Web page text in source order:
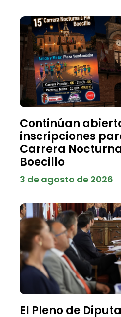
Continúan
inscripciones
Carrera
Boecillo
3 de agosto de 2026
El Pleno de